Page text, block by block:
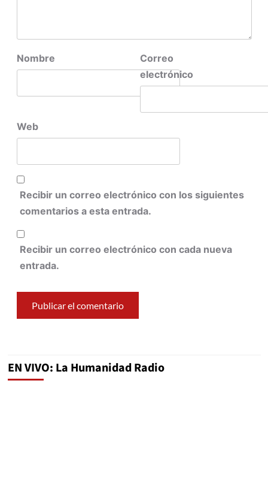
Nombre
Correo
electrónico
Web
Recibir un correo electrónico con los siguientes
comentarios a esta entrada.
Recibir un correo electrónico con cada nueva
entrada.
EN VIVO: La Humanidad Radio